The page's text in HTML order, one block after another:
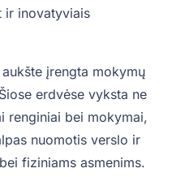
ir inovatyviais
įrengta mokymų
erdvėse vyksta ne
renginiai bei mokymai,
nuomotis verslo ir
fiziniams asmenims.